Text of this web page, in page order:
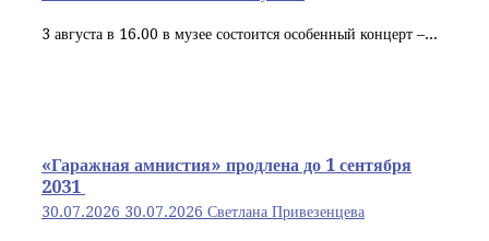
3 августа в 16.00 в музее состоится особенный концерт –...
«Гаражная амнистия» продлена до 1 сентября
2031
30.07.2026 30.07.2026 Светлана Привезенцева